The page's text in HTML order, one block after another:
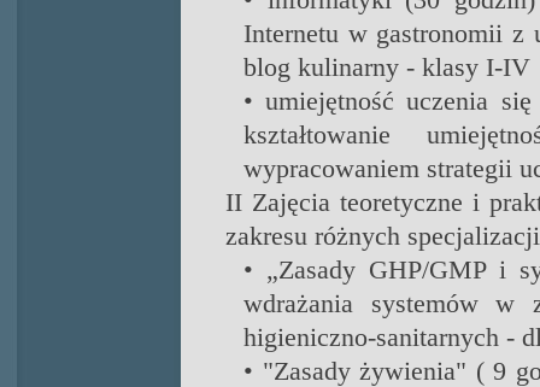
Internetu w gastronomii z
blog kulinarny - klasy I-IV
• umiejętność uczenia
kształtowanie
wypracowaniem strategii
II Zajęcia teoretyczne i
zakresu różnych
• „Zasady GHP/GMP i
wdrażania systemów w
higieniczno-sanitarnych -
• "Zasady żywienia" ( 9